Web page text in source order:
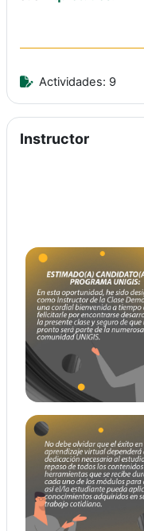
Actividades: 9
Instructor